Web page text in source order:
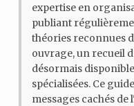
expertise en
publiant
théories reconnues
ouvrage, un recueil
désormais
spécialisées. Ce
messages cachés